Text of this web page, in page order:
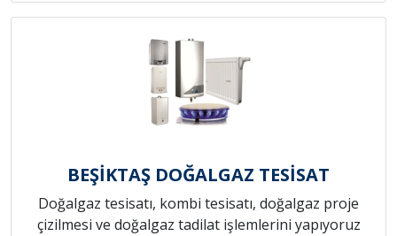
BEŞİKTAŞ DOĞALGAZ TESİSAT
Doğalgaz tesisatı, kombi tesisatı, doğalgaz proje
çizilmesi ve doğalgaz tadilat işlemlerini yapıyoruz